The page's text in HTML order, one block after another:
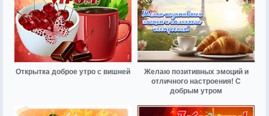
Открытка доброе утро с вишней
Желаю позитивных эмоций и
отличного настроения! С
добрым утром